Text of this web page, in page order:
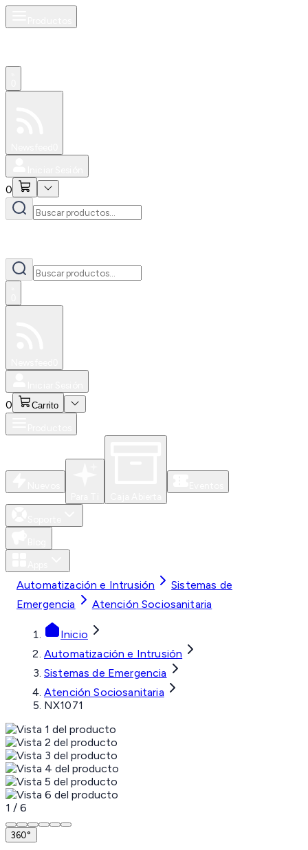
0
0 Carrito
Automatización e Intrusión
Sistemas de
Emergencia
Atención Sociosanitaria
Inicio
Automatización e Intrusión
Sistemas de Emergencia
Atención Sociosanitaria
NX1071
1 / 6
360°